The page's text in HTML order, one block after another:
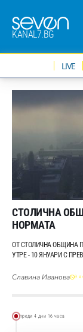
KANAL7.BG
LIVE
СТОЛИЧНА
НОРМАТА
ОТ СТОЛИЧНА ОБЩИНА
УТРЕ - 10 ЯНУАРИ С
Славина Иванова 9
преди 4 дни 16 часа